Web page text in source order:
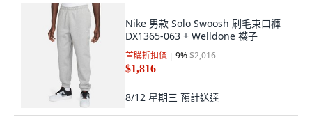
Nike 男款 Solo Swoosh 刷毛束口褲
DX1365-063 + Welldone 襪子
首購折扣價 9%$2,016
$1,816
8/12 星期三 預計送達